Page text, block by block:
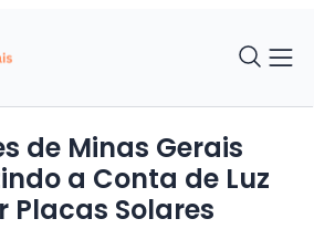
de Minas Gerais
a Conta de Luz
Placas Solares